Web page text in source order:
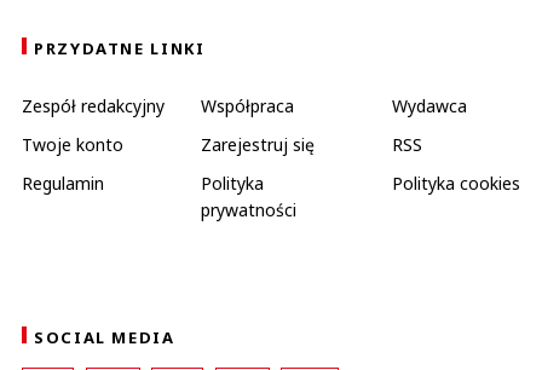
PRZYDATNE LINKI
Zespół redakcyjny Współpraca
Wydawca
Twoje konto
Zarejestruj się
RSS
Regulamin
Polityka
prywatności
Polityka cookies
SOCIAL MEDIA